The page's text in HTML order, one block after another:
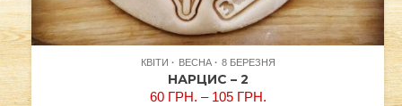
КВІТИ ВЕСНА 8 БЕРЕЗНЯ
НАРЦИС – 2
60 ГРН. – 105 ГРН.